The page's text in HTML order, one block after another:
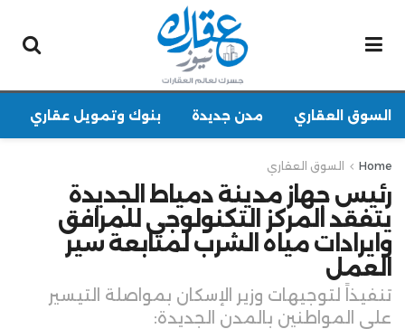
السوق العقاري مدن جديدة بنوك وتمويل عقاري
Home السوق العقاري
رئيس جهاز مدينة دمياط الجديدة
يتفقد المركز التكنولوجى للمرافق
وايرادات مياه الشرب لمتابعة سير
العمل
تنفيذاً لتوجيهات وزير الإسكان بمواصلة التيسير
على المواطنين بالمدن الجديدة: